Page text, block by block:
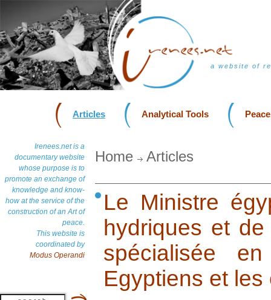
a website of
Articles Analytical Tools
Irenees.net is a
documentary website
whose purpose is to
promote an exchange of
knowledge and know-
how at the service of the
construction of an Art of
peace.
This website is
coordinated by
Modus Operandi
Home Articles
Le Ministre
hydriques et de
spécialisée
Egyptiens et les